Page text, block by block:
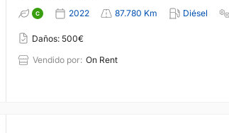
2022 87.780 Km Diésel
Daños: 500€
Vendido por: On Rent